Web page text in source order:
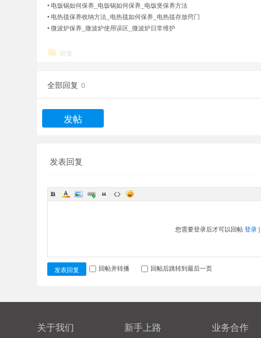
• 电饭锅如何保养_电饭锅如何保养_电饭煲保养方法
• 电热毯保养收纳方法_电热毯如何保养_电热毯存放窍门
•微波炉保养_微波炉使用误区_微波炉日常维护
回复
全部回复 0
发帖
发表回复
您需要登录后才可以回帖登录|
发表回复 回帖并转播 回帖后跳转到最后一页
关于我们 新手上路 业务合作